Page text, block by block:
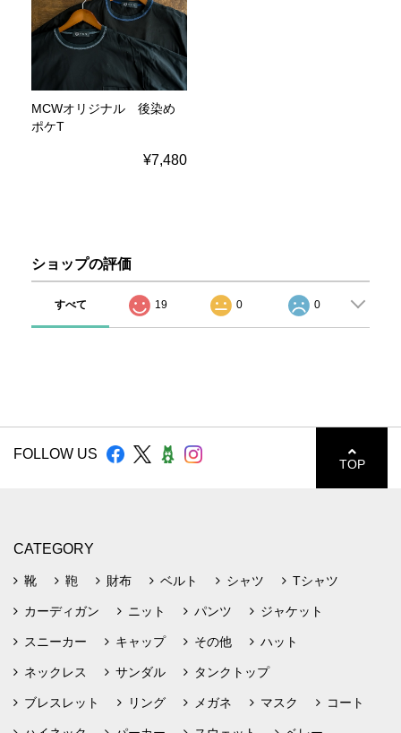
MCWオリジナル 後染め
ポケT
¥7,480
ショップの評価
すべて 19 0 0
FOLLOW US
TOP
CATEGORY
靴 鞄 財布 ベルト シャツ Tシャツ
カーディガン ニット パンツ ジャケット
スニーカー キャップ その他 ハット
ネックレス サンダル タンクトップ
ブレスレット リング メガネ マスク コート